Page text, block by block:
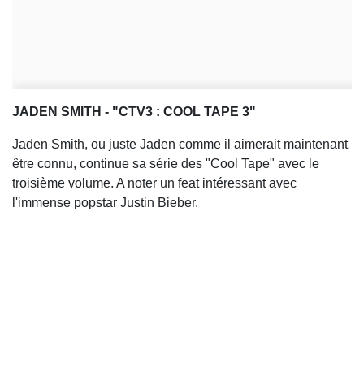
JADEN SMITH - "CTV3 : COOL TAPE 3"
Jaden Smith, ou juste Jaden comme il aimerait maintenant
être connu, continue sa série des "Cool Tape" avec le
troisième volume. A noter un feat intéressant avec
l'immense popstar Justin Bieber.